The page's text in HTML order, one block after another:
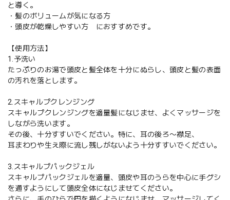
と導く。
・髪のボリュームが気になる方
・頭皮が乾燥しやすい方 におすすめです。
【使用方法】
1.予洗い
たっぷりのお湯で頭皮と髪全体を十分にぬらし、頭皮と髪の表面
の汚れを落とします。
2.スキャルプクレンジング
スキャルプクレンジングを適量髪になじませ、よくマッサージを
しながら洗います。
その後、十分すすいでください。特に、耳の後ろ〜襟足、
耳まわりや生え際に流し残しがないよう十分すすいでください。
3.スキャルプパックジェル
スキャルプパックジェルを適量、頭皮や耳のうらを中心に手グシ
を通すようにして頭皮全体になじませてください。